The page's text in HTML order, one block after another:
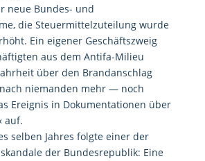
neue Bundes- und
die Steuermittelzuteilung wurde
Ein eigener Geschäftszweig
aus dem Antifa-Milieu
über den Brandanschlag
niemanden mehr — noch
Ereignis in Dokumentationen über
auf.
selben Jahres folgte einer der
der Bundesrepublik: Eine